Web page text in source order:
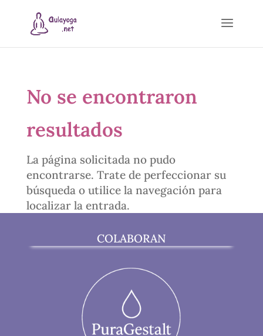
No se encontraron
resultados
La página solicitada no pudo
encontrarse. Trate de perfeccionar su
búsqueda o utilice la navegación para
localizar la entrada.
COLABORAN